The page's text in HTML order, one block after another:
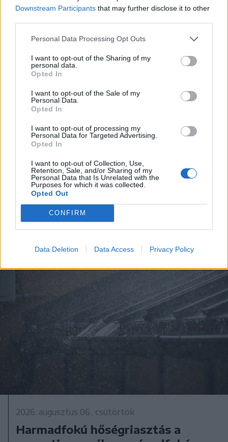
Downstream Participants that may further disclose it to other
Personal Data Processing Opt Outs
I want to opt-out of the Sharing of my
personal data.
Opted In
I want to opt-out of the Sale of my
Personal Data.
Opted In
I want to opt-out of processing my
Personal Data for Targeted Advertising.
Opted In
I want to opt-out of Collection, Use,
Retention, Sale, and/or Sharing of my
Personal Data that Is Unrelated with the
Purposes for which it was collected.
Opted Out
CONFIRM
Data Deletion Data Access Privacy Policy
2026. augusztus 06., csütörtök
Nem kell aggódni a lehűlés miatt,
velünk marad még a kánikula
2026. augusztus 06., csütörtök
Harmadfokú hőségriasztás a